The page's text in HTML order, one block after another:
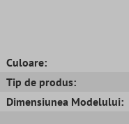
Culoare:
Tip de produs:
Dimensiunea Modelului: